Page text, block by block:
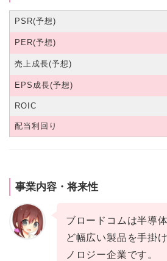
PSR(予想)
PER(予想)
売上成長(予想)
EPS成長(予想)
ROIC
配当利回り
事業内容・将来性
ブロードコムは半導
ど幅広い製品を手掛
ノロジー企業です。